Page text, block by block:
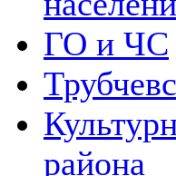
ГО и ЧС
района